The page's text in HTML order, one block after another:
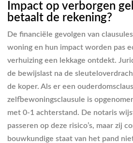
Impact op verborgen
betaalt de rekening?
De financiële gevolgen van
woning en hun impact worden pas
verhuizing een lekkage ontdekt.
de bewijslast na de
de koper. Als er een
zelfbewoningsclausule is
met 0-1 achterstand. De notaris
passeren op deze risico’s, maar zij
bouwkundige staat van het pand